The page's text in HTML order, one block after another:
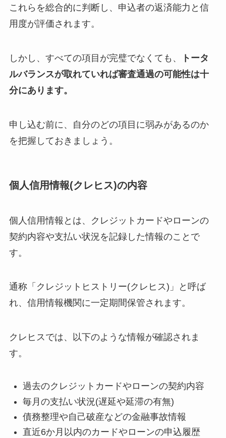
これらを総合的に判断し、申込者の返済能力と信
用度が評価されます。
しかし、すべての項目が完璧でなくても、
トータ
ルバランスが取れていれば審査通過の可能性は十
分にあります。
申し込む前に、自分のどの項目に弱みがあるのか
を把握しておきましょう。
個人信用情報(クレヒス)の内容
個人信用情報とは、クレジットカードやローンの
契約内容や支払い状況を記録した情報のことで
す。
通称「クレジットヒストリー(クレヒス)」と呼ば
れ、信用情報機関に一定期間保管されます。
クレヒスでは、以下のような情報が確認されま
す。
過去のクレジットカードやローンの契約内容
毎月の支払い状況(遅延や延滞の有無)
債務整理や自己破産などの金融事故情報
直近6か月以内のカードやローンの申込履歴